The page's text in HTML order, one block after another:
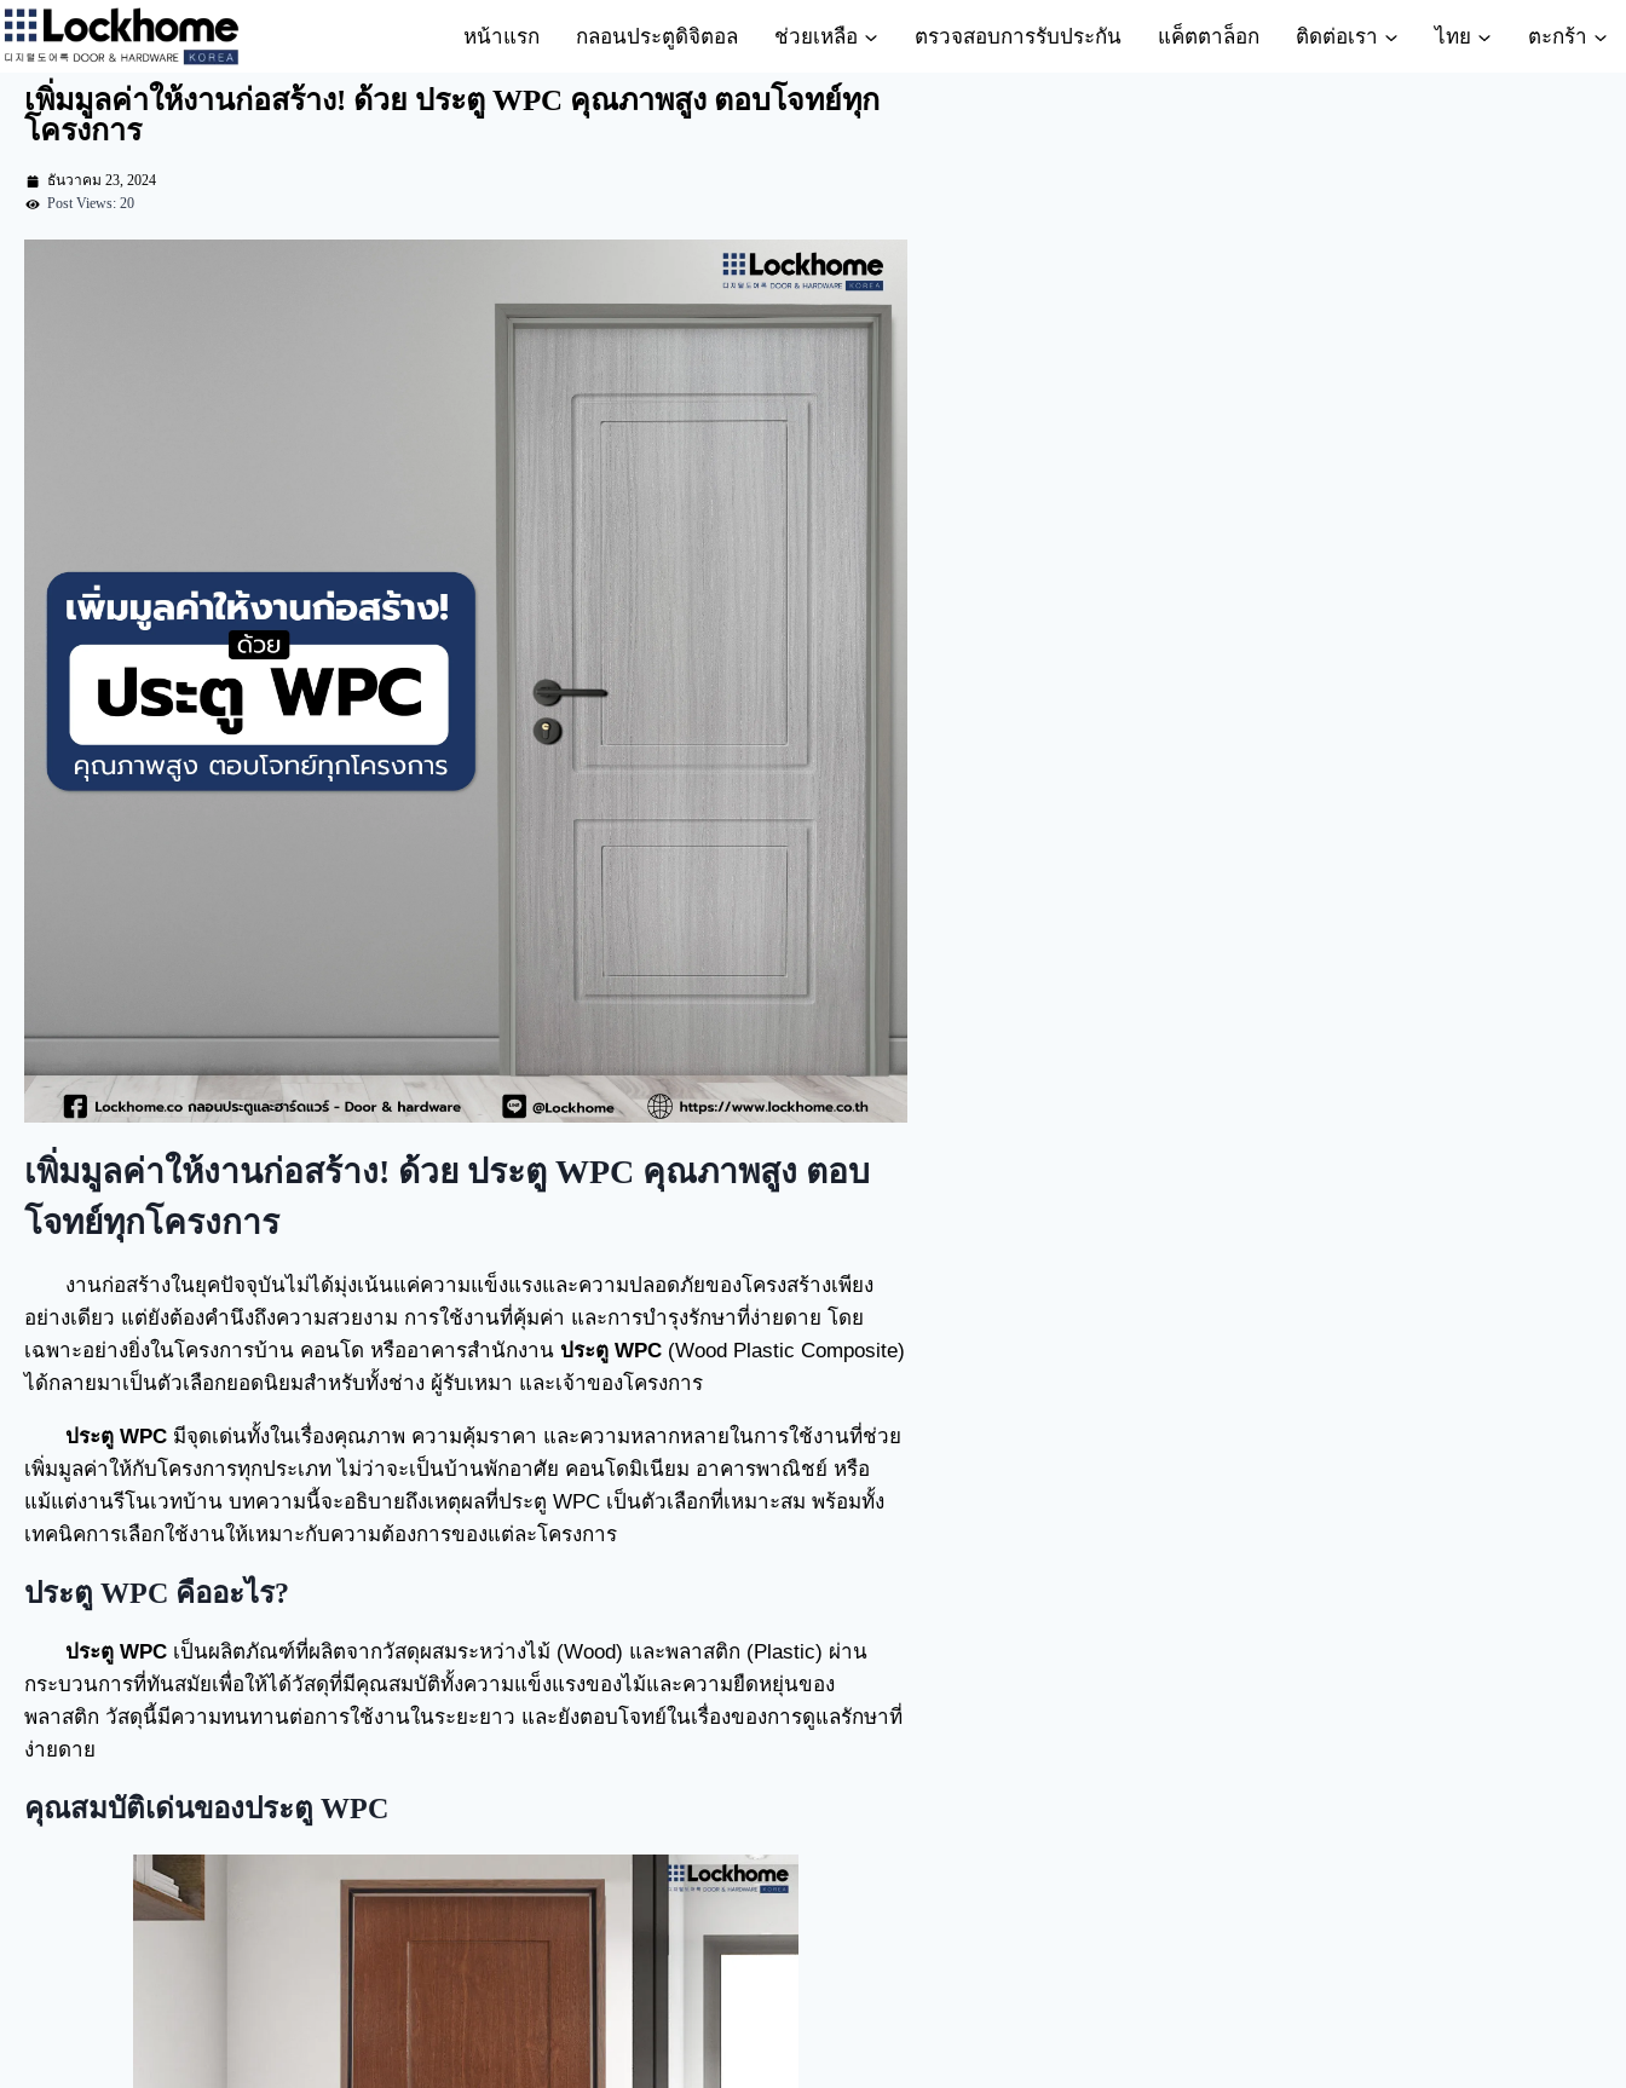
หน้าแรก กลอนประตูดิจิตอล ช่วยเหลือ ตรวจสอบการรับประกัน แค็ตตาล็อก ติดต่อเรา ไทย ตะกร้า
เพิ่มมูลค่าให้งานก่อสร้าง! ด้วย ประตู WPC คุณภาพสูง ตอบโจทย์ทุก
โครงการ
ธันวาคม 23, 2024
Post Views: 20
เพิ่มมูลค่าให้งานก่อสร้าง! ด้วย ประตู WPC คุณภาพสูง ตอบ
โจทย์ทุกโครงการ
งานก่อสร้างในยุคปัจจุบันไม่ได้มุ่งเน้นแค่ความแข็งแรงและความปลอดภัยของโครงสร้างเพียง
อย่างเดียว แต่ยังต้องคำนึงถึงความสวยงาม การใช้งานที่คุ้มค่า และการบำรุงรักษาที่ง่ายดาย โดย
เฉพาะอย่างยิ่งในโครงการบ้าน คอนโด หรืออาคารสำนักงาน ประตู WPC (Wood Plastic Composite)
ได้กลายมาเป็นตัวเลือกยอดนิยมสำหรับทั้งช่าง ผู้รับเหมา และเจ้าของโครงการ
ประตู WPC มีจุดเด่นทั้งในเรื่องคุณภาพ ความคุ้มราคา และความหลากหลายในการใช้งานที่ช่วย
เพิ่มมูลค่าให้กับโครงการทุกประเภท ไม่ว่าจะเป็นบ้านพักอาศัย คอนโดมิเนียม อาคารพาณิชย์ หรือ
แม้แต่งานรีโนเวทบ้าน บทความนี้จะอธิบายถึงเหตุผลที่ประตู WPC เป็นตัวเลือกที่เหมาะสม พร้อมทั้ง
เทคนิคการเลือกใช้งานให้เหมาะกับความต้องการของแต่ละโครงการ
ประตู WPC คืออะไร?
ประตู WPC เป็นผลิตภัณฑ์ที่ผลิตจากวัสดุผสมระหว่างไม้ (Wood) และพลาสติก (Plastic) ผ่าน
กระบวนการที่ทันสมัยเพื่อให้ได้วัสดุที่มีคุณสมบัติทั้งความแข็งแรงของไม้และความยืดหยุ่นของ
พลาสติก วัสดุนี้มีความทนทานต่อการใช้งานในระยะยาว และยังตอบโจทย์ในเรื่องของการดูแลรักษาที่
ง่ายดาย
คุณสมบัติเด่นของประตู WPC